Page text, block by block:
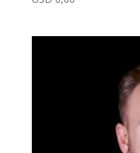
con